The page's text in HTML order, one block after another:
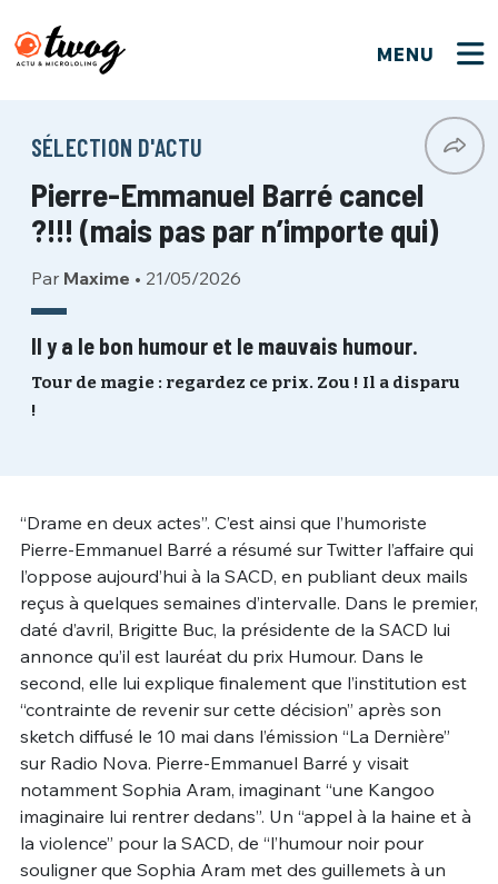
MENU
SÉLECTION D'ACTU
Pierre-Emmanuel Barré cancel
?!!! (mais pas par n’importe qui)
Par Maxime • 21/05/2026
Il y a le bon humour et le mauvais humour.
Tour de magie : regardez ce prix. Zou ! Il a disparu
!
“Drame en deux actes”. C’est ainsi que l’humoriste
Pierre-Emmanuel Barré a résumé sur Twitter l’affaire qui
l’oppose aujourd’hui à la SACD, en publiant deux mails
reçus à quelques semaines d’intervalle. Dans le premier,
daté d’avril, Brigitte Buc, la présidente de la SACD lui
annonce qu’il est lauréat du prix Humour. Dans le
second, elle lui explique finalement que l’institution est
“contrainte de revenir sur cette décision” après son
sketch diffusé le 10 mai dans l’émission “La Dernière”
sur Radio Nova. Pierre-Emmanuel Barré y visait
notamment Sophia Aram, imaginant “une Kangoo
imaginaire lui rentrer dedans”. Un “appel à la haine et à
la violence” pour la SACD, de “l’humour noir pour
souligner que Sophia Aram met des guillemets à un
Bienvenue !
PSEUDO*
EMAIL*
PASSWORD *
Connexion
PSEUDO
MOT DE PASSE Mot de passe perdu ?
VOTRE PARTICIPATION
Que souhaitez-vous proposer ?
Quelques tweets
C'EST PARTI
Ma propre sélection
Un Thread
C'EST PARTI